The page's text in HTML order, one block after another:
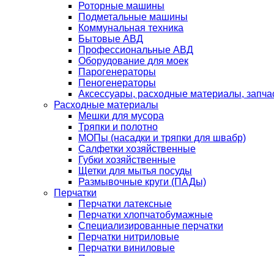
Роторные машины
Подметальные машины
Коммунальная техника
Бытовые АВД
Профессиональные АВД
Оборудование для моек
Парогенераторы
Пеногенераторы
Аксессуары, расходные материалы,
Расходные материалы
Мешки для мусора
Тряпки и полотно
МОПы (насадки и тряпки для швабр)
Салфетки хозяйственные
Губки хозяйственные
Щетки для мытья посуды
Размывочные круги (ПАДы)
Перчатки
Перчатки латексные
Перчатки хлопчатобумажные
Специализированные перчатки
Перчатки нитриловые
Перчатки виниловые